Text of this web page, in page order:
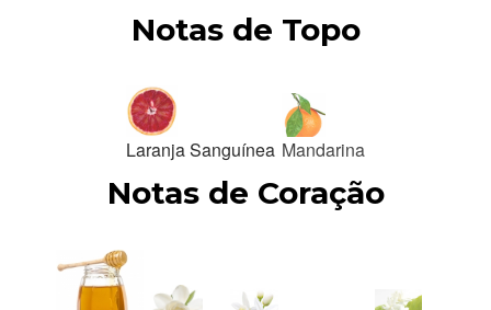
Notas de Topo
Laranja Sanguínea Mandarina
Notas de Coração